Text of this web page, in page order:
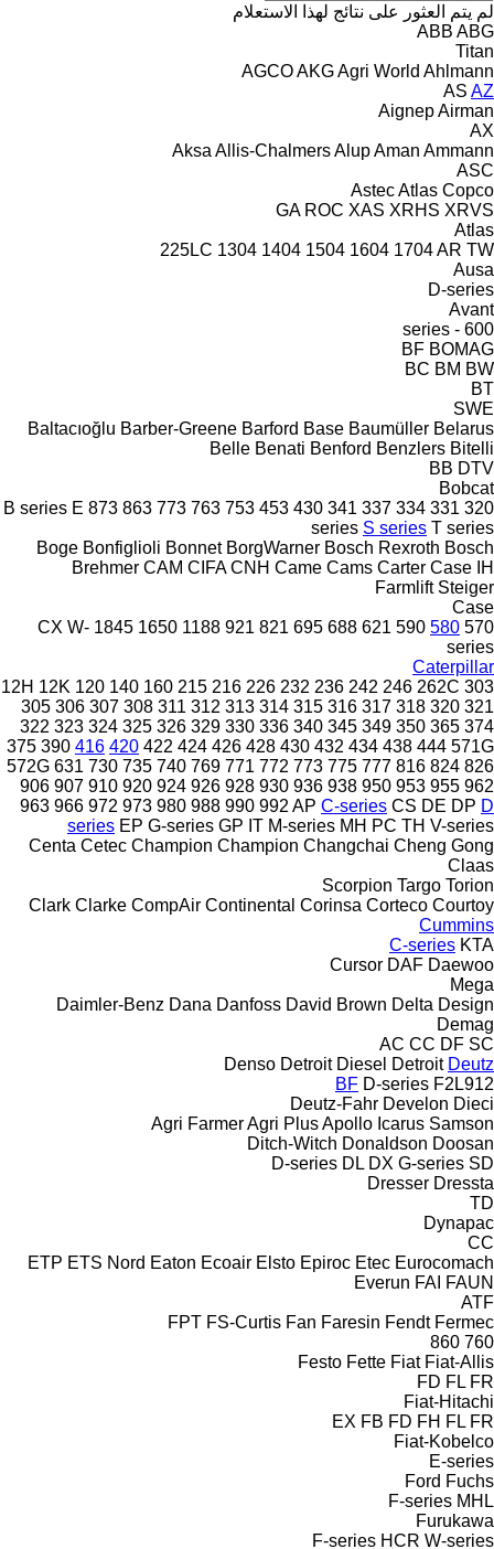
لم يتم العثور على نتائج لهذا الاستعلام
ABB ABG
Titan
AGCOAKGAgri World Ahlmann
AS AZ
AignepAirman
AX
Aksa Allis-ChalmersAlupAman Ammann
ASC
AstecAtlas Copco
GA ROC XAS XRHS XRVS
Atlas
225LC 1304 1404 1504 1604 1704AR TW
Ausa
D-series
Avant
600 - series
BF BOMAG
BC BM BW
BT
SWE
Baltacıoğlu Barber-Greene Barford Base Baumüller Belarus
Belle Benati Benford Benzlers Bitelli
BB DTV
Bobcat
320
331
334
337
341
430
453
753
763
773
863
873
B series E
series S series T series
Boge Bonfiglioli Bonnet BorgWarner Bosch Rexroth Bosch
Brehmer CAM CIFA CNH Came Cams Carter Case IH
Farmlift Steiger
Case
570
580
590
621
688
695
821
921
1188
1650
1845
CX W-
series
Caterpillar
12H 12K 120 140 160 215 216 226 232 236 242 246 262C 303
305 306 307 308 311 312 313 314 315 316 317 318 320 321
322 323 324 325 326 329 330 336 340 345 349 350 365 374
375 390 416 420 422 424 426 428 430 432 434 438 444 571G
572G 631 730 735 740 769 771 772 773 775 777 816 824 826
906 907 910 920 924 926 928 930 936 938 950 953 955 962
963 966 972 973 980 988 990 992 AP C-series CS DE DP D
series EP G-series GP IT M-series MH PC TH V-series
Centa Cetec Champion Champion Changchai Cheng Gong
Claas
Scorpion Targo Torion
Clark Clarke CompAir Continental Corinsa Corteco Courtoy
Cummins
C-series KTA
Cursor DAF Daewoo
Mega
Daimler-Benz Dana Danfoss David Brown Delta Design
Demag
AC CC DF SC
Denso Detroit Diesel Detroit Deutz
BF D-series F2L912
Deutz-Fahr Develon Dieci
Agri FarmerAgri PlusApollo Icarus Samson
Ditch-Witch Donaldson Doosan
D-series DL DX G-series SD
Dresser Dressta
TD
Dynapac
CC
ETP ETS Nord Eaton Ecoair Elsto Epiroc Etec Eurocomach
Everun FAI FAUN
ATF
FPT FS-Curtis Fan Faresin Fendt Fermec
760
860
Festo Fette Fiat Fiat-Allis
FD FL FR
Fiat-Hitachi
EX FB FD FH FL FR
Fiat-Kobelco
E-series
Ford Fuchs
F-series MHL
Furukawa
F-series HCR W-series